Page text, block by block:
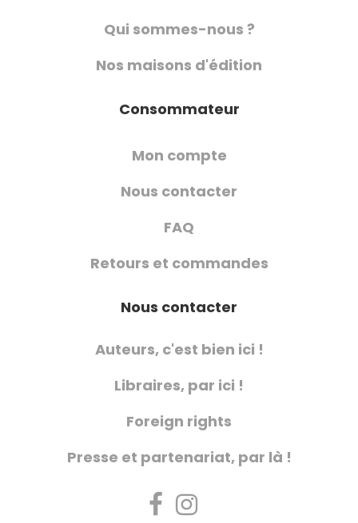
Qui sommes-nous ?
Nos maisons d'édition
Consommateur
Mon compte
Nous contacter
FAQ
Retours et commandes
Nous contacter
Auteurs, c'est bien ici !
Libraires, par ici !
Foreign rights
Presse et partenariat, par là !